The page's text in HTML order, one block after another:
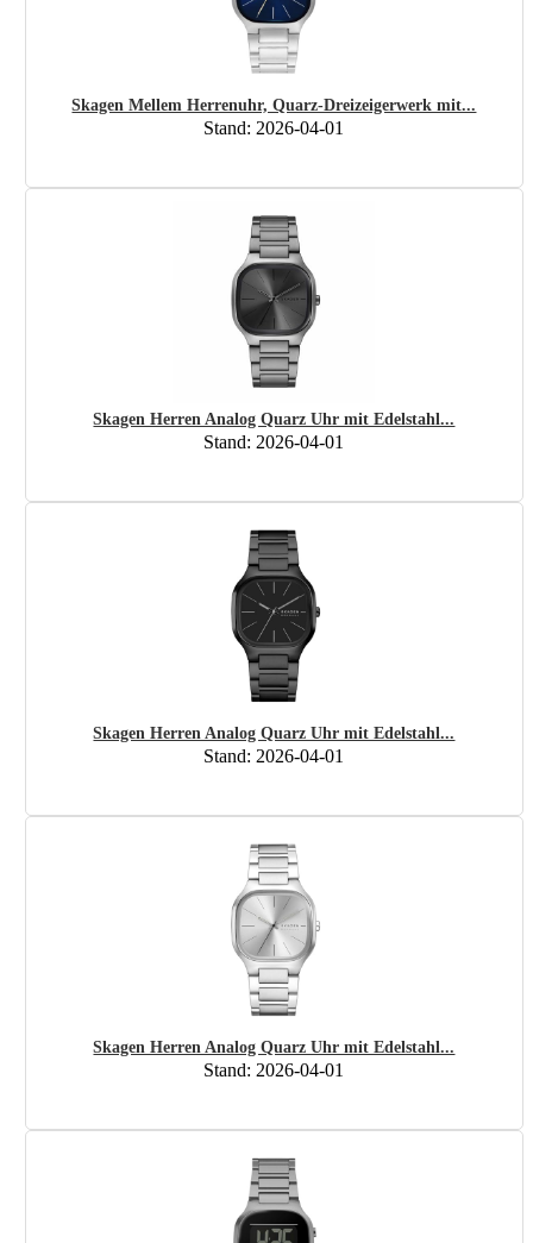
Skagen Mellem Herrenuhr, Quarz-Dreizeigerwerk mit...
Stand: 2026-04-01
Skagen Herren Analog Quarz Uhr mit Edelstahl...
Stand: 2026-04-01
Skagen Herren Analog Quarz Uhr mit Edelstahl...
Stand: 2026-04-01
Skagen Herren Analog Quarz Uhr mit Edelstahl...
Stand: 2026-04-01